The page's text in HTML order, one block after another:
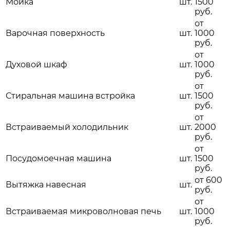
Мойка шт. 1500
руб.
Варочная поверхность шт.
от
1000
руб.
Духовой шкаф шт.
от
1000
руб.
Стиральная машина встройка шт.
от
1500
руб.
Встраиваемый холодильник шт.
от
2000
руб.
Посудомоечная машина шт.
от
1500
руб.
Вытяжка навесная
шт. от 600
руб.
Встраиваемая микроволновая печь шт.
от
1000
руб.